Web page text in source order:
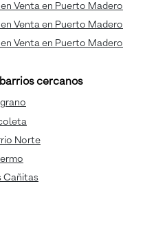
Venta en Puerto Madero
Venta en Puerto Madero
Venta en Puerto Madero
cercanos
Norte
Cañitas